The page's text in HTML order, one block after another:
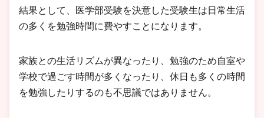
結果として、医学部受験を決意した受験生は日常生活
の多くを勉強時間に費やすことになります。
家族との生活リズムが異なったり、勉強のため自室や
学校で過ごす時間が多くなったり、休日も多くの時間
を勉強したりするのも不思議ではありません。